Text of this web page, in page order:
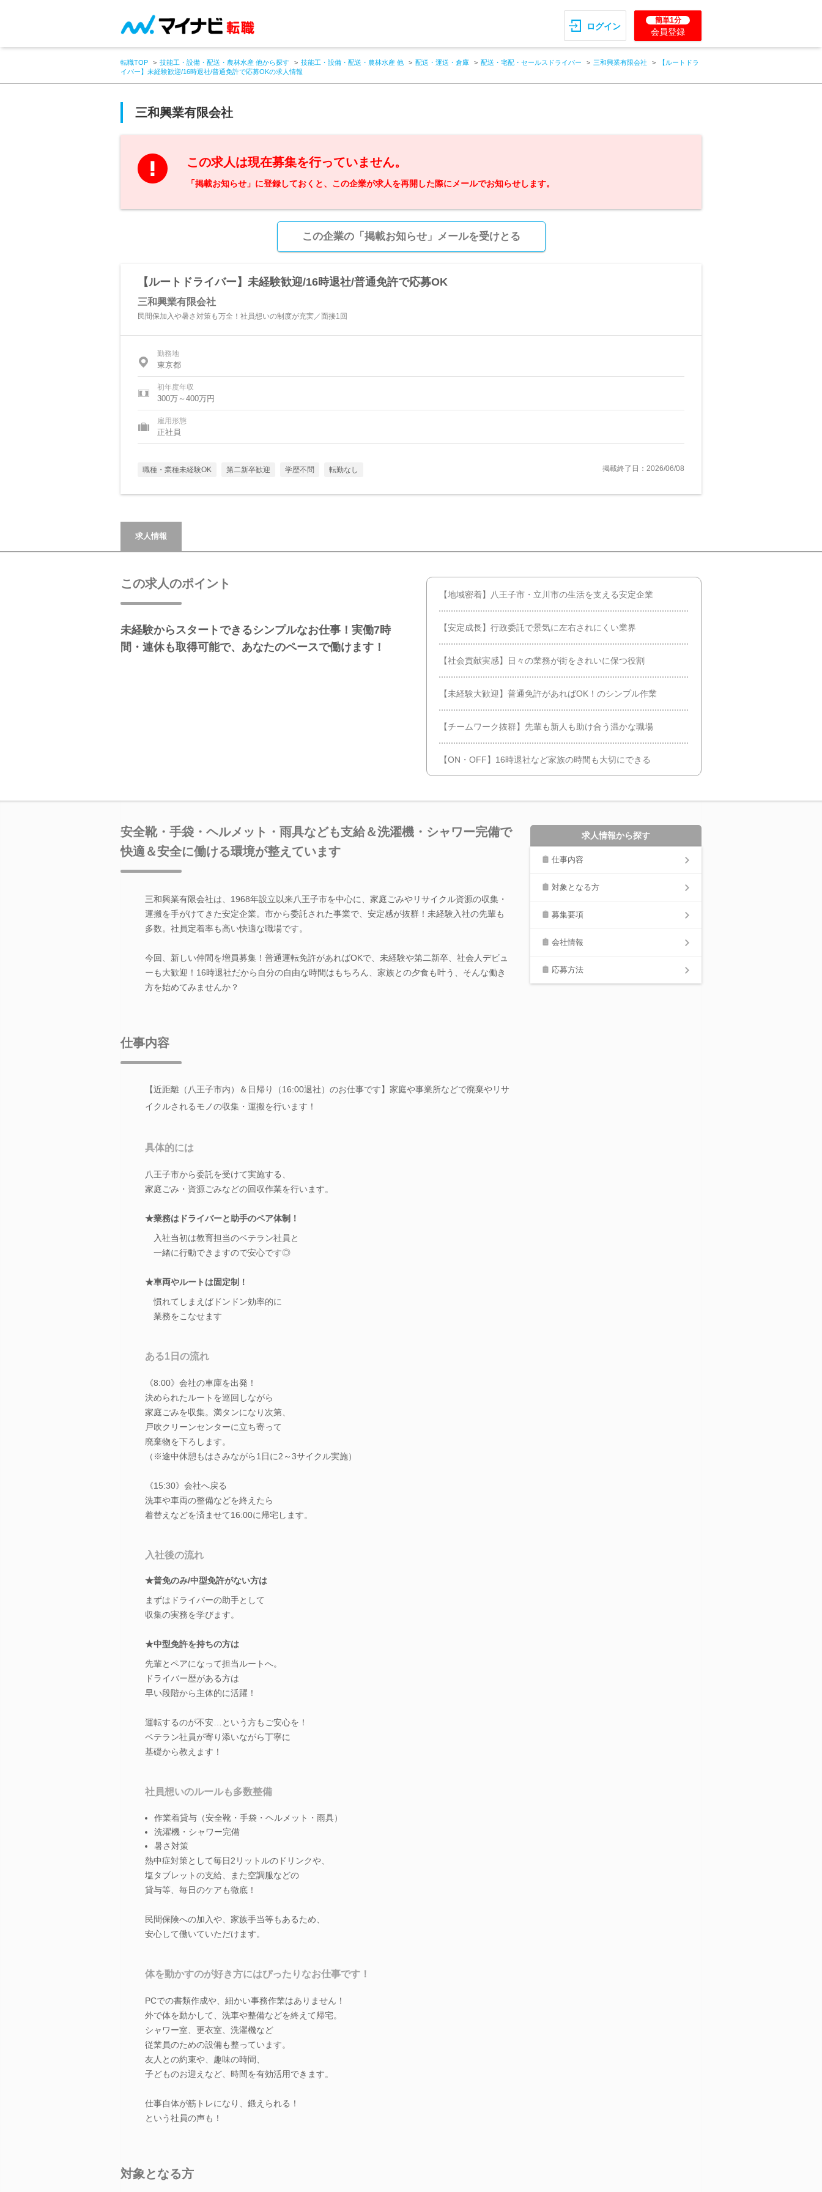
ログイン
簡単1分
会員登録
転職TOP 技能工・設備・配送・農林水産 他から探す 技能工・設備・配送・農林水産 他 配送・運送・倉庫 配送・宅配・セールスドライバー 三和興業有限会社
【ルートドラ
イバー】未経験歓迎/16時退社/普通免許で応募OKの求人情報
三和興業有限会社
この求人は現在募集を行っていません。
「掲載お知らせ」に登録しておくと、この企業が求人を再開した際にメールでお知らせします。
この企業の「掲載お知らせ」メールを受けとる
【ルートドライバー】未経験歓迎/16時退社/普通免許で応募OK
三和興業有限会社
民間保加入や暑さ対策も万全！社員想いの制度が充実／面接1回
勤務地
東京都
初年度年収
300万～400万円
雇用形態
正社員
職種・業種未経験OK 第二新卒歓迎 学歴不問 転勤なし 掲載終了日：2026/06/08
求人情報
この求人のポイント
未経験からスタートできるシンプルなお仕事！実働7時
間・連休も取得可能で、あなたのペースで働けます！
【地域密着】八王子市・立川市の生活を支える安定企業
【安定成長】行政委託で景気に左右されにくい業界
【社会貢献実感】日々の業務が街をきれいに保つ役割
【未経験大歓迎】普通免許があればOK！のシンプル作業
【チームワーク抜群】先輩も新人も助け合う温かな職場
【ON・OFF】16時退社など家族の時間も大切にできる
安全靴・手袋・ヘルメット・雨具なども支給＆洗濯機・シャワー完備で
快適＆安全に働ける環境が整えています
三和興業有限会社は、1968年設立以来八王子市を中心に、家庭ごみやリサイクル資源の収集・
運搬を手がけてきた安定企業。市から委託された事業で、安定感が抜群！未経験入社の先輩も
多数。社員定着率も高い快適な職場です。
今回、新しい仲間を増員募集！普通運転免許があればOKで、未経験や第二新卒、社会人デビュ
ーも大歓迎！16時退社だから自分の自由な時間はもちろん、家族との夕食も叶う、そんな働き
方を始めてみませんか？
仕事内容
【近距離（八王子市内）＆日帰り（16:00退社）のお仕事です】家庭や事業所などで廃棄やリサ
イクルされるモノの収集・運搬を行います！
具体的には
八王子市から委託を受けて実施する、
家庭ごみ・資源ごみなどの回収作業を行います。
★業務はドライバーと助手のペア体制！
入社当初は教育担当のベテラン社員と
一緒に行動できますので安心です◎
★車両やルートは固定制！
慣れてしまえばドンドン効率的に
業務をこなせます
ある1日の流れ
《8:00》会社の車庫を出発！
決められたルートを巡回しながら
家庭ごみを収集。満タンになり次第、
戸吹クリーンセンターに立ち寄って
廃棄物を下ろします。
（※途中休憩もはさみながら1日に2～3サイクル実施）
《15:30》会社へ戻る
洗車や車両の整備などを終えたら
着替えなどを済ませて16:00に帰宅します。
入社後の流れ
★普免のみ/中型免許がない方は
まずはドライバーの助手として
収集の実務を学びます。
★中型免許を持ちの方は
先輩とペアになって担当ルートへ。
ドライバー歴がある方は
早い段階から主体的に活躍！
運転するのが不安…という方もご安心を！
ベテラン社員が寄り添いながら丁寧に
基礎から教えます！
社員想いのルールも多数整備
作業着貸与（安全靴・手袋・ヘルメット・雨具）
洗濯機・シャワー完備
暑さ対策
熱中症対策として毎日2リットルのドリンクや、
塩タブレットの支給、また空調服などの
貸与等、毎日のケアも徹底！
民間保険への加入や、家族手当等もあるため、
安心して働いていただけます。
体を動かすのが好き方にはぴったりなお仕事です！
PCでの書類作成や、細かい事務作業はありません！
外で体を動かして、洗車や整備などを終えて帰宅。
シャワー室、更衣室、洗濯機など
従業員のための設備も整っています。
友人との約束や、趣味の時間、
子どものお迎えなど、時間を有効活用できます。
仕事自体が筋トレになり、鍛えられる！
という社員の声も！
対象となる方
求人情報から探す
仕事内容
対象となる方
募集要項
会社情報
応募方法